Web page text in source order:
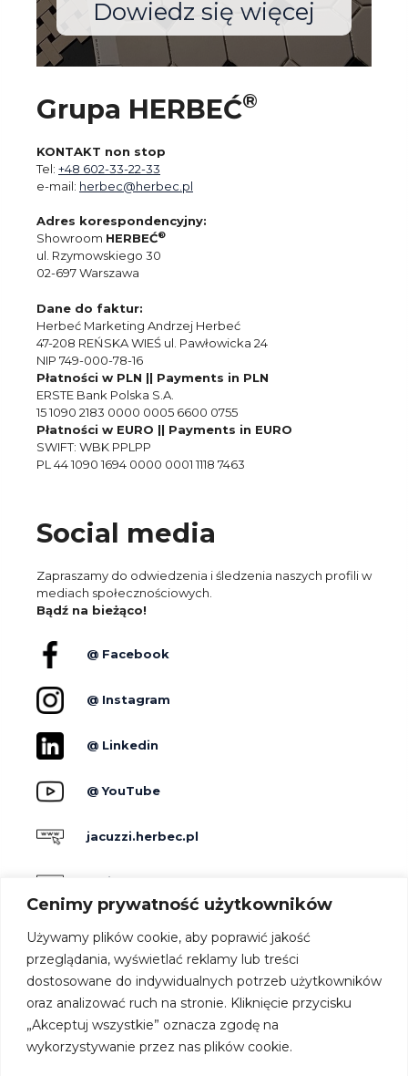
Cenimy prywatność użytkowników
Używamy plików cookie, aby poprawić jakość
przeglądania, wyświetlać reklamy lub treści
dostosowane do indywidualnych potrzeb użytkowników
oraz analizować ruch na stronie. Kliknięcie przycisku
„Akceptuj wszystkie” oznacza zgodę na
wykorzystywanie przez nas plików cookie.
Dowiedz się więcej
Grupa HERBEĆ®
KONTAKT non stop
Tel: +48 602-33-22-33
e-mail: herbec@herbec.pl
Adres korespondencyjny:
Showroom HERBEĆ®
ul. Rzymowskiego 30
02-697 Warszawa
Dane do faktur:
Herbeć Marketing Andrzej Herbeć
47-208 REŃSKA WIEŚ ul. Pawłowicka 24
NIP 749-000-78-16
Płatności w PLN || Payments in PLN
ERSTE Bank Polska S.A.
15 1090 2183 0000 0005 6600 0755
Płatności w EURO || Payments in EURO
SWIFT: WBK PPLPP
PL 44 1090 1694 0000 0001 1118 7463
Social media
Zapraszamy do odwiedzenia i śledzenia naszych profili w
mediach społecznościowych.
Bądź na bieżąco!
@ Facebook
@ Instagram
@ Linkedin
@ YouTube
jacuzzi.herbec.pl
holidayskypark.pl